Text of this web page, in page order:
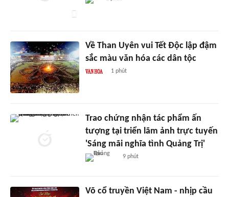
Về Than Uyên vui Tết Độc lập đậm
sắc màu văn hóa các dân tộc
1 phút
Trao chứng nhận tác phẩm ấn
tượng tại triển lãm ảnh trực tuyến
'Sáng mãi nghĩa tình Quảng Trị'
9 phút
Võ cổ truyền Việt Nam - nhịp cầu